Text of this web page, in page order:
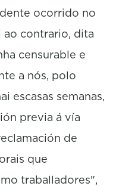
ocorrido no
contrario, dita
censurable e
a nós, polo
escasas semanas,
previa á vía
de
que
traballadores",